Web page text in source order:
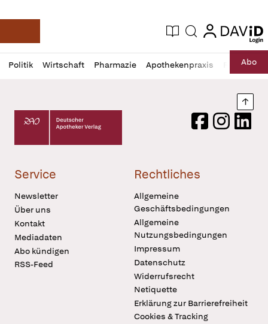
Deutsche Apotheker Zeitung
Aktuelle Ausgabe
Suche login
login
Politik Wirtschaft Pharmazie Apothekenpraxis RechtAbo
Profil
öffnen
Daz
Pur
Deutscher Apotheker Verlag Logo
FacebookInstagram
Service
Newsletter
Über uns
Kontakt
Mediadaten
Abo kündigen
RSS-Feed
Rechtliches
Allgemeine
Geschäftsbedingungen
Allgemeine
Nutzungsbedingungen
Impressum
Datenschutz
Widerrufsrecht
Netiquette
Erklärung zur Barrierefreiheit
Cookies & Tracking